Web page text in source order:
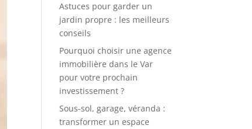
Astuces pour garder un
jardin propre : les meilleurs
conseils
Pourquoi choisir une agence
immobilière dans le Var
pour votre prochain
investissement ?
Sous-sol, garage, véranda :
transformer un espace